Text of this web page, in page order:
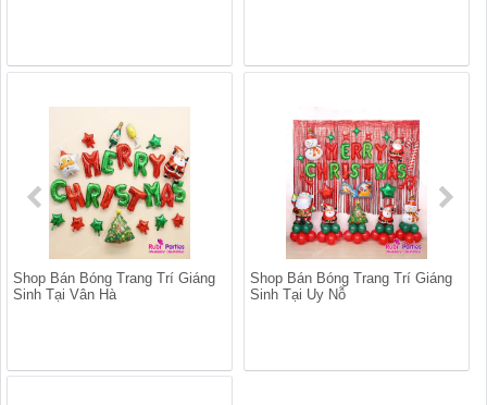
Shop Bán Bóng Trang Trí Giáng
Sinh Tại Vân Hà
Shop Bán Bóng Trang Trí Giáng
Sinh Tại Uy Nỗ